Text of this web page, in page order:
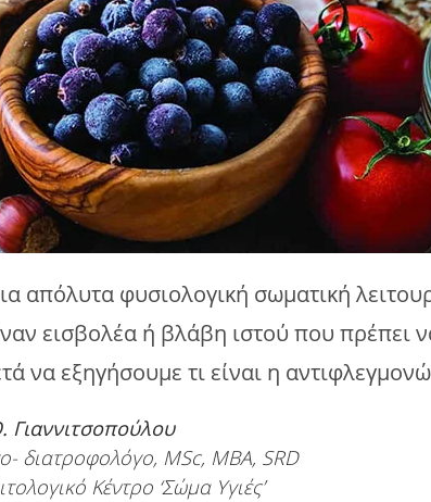
απόλυτα φυσιολογική σωματική
εισβολέα ή βλάβη ιστού που πρέπει
να εξηγήσουμε τι είναι η
Γιαννιτσοπούλου
διατροφολόγο, MSc, MBA, SRD
Κέντρο ‘Σώμα Υγιές’